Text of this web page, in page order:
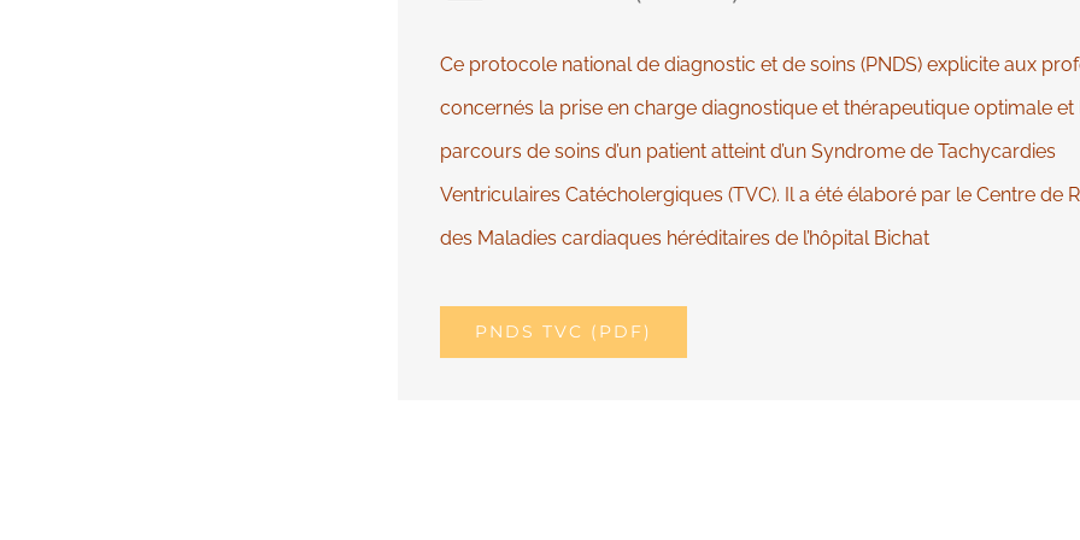
Ce protocole national de diagnostic et de soins (PNDS) explicite aux
concernés la prise en charge diagnostique et thérapeutique optimale et
parcours de soins d’un patient atteint d’un Syndrome de Tachycardies
Ventriculaires Catécholergiques (TVC). Il a été élaboré par le Centre de
des Maladies cardiaques héréditaires de l’hôpital Bichat
PNDS TVC (PDF)